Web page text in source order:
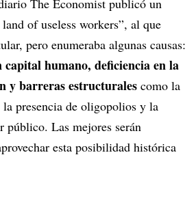
The Economist publicó un
of useless workers”, al que
pero enumeraba algunas causas:
capital humano, deficiencia en la
y barreras estructurales como la
presencia de oligopolios y la
público. Las mejores serán
esta posibilidad histórica